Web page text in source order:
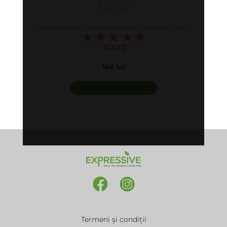
5.00 (3)
Termeni și condiții